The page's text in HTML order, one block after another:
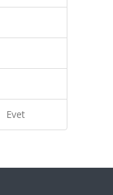
Evet